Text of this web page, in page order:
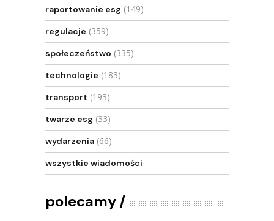
raportowanie esg (149)
regulacje (359)
społeczeństwo (335)
technologie (183)
transport (193)
twarze esg (33)
wydarzenia (66)
wszystkie wiadomości
polecamy